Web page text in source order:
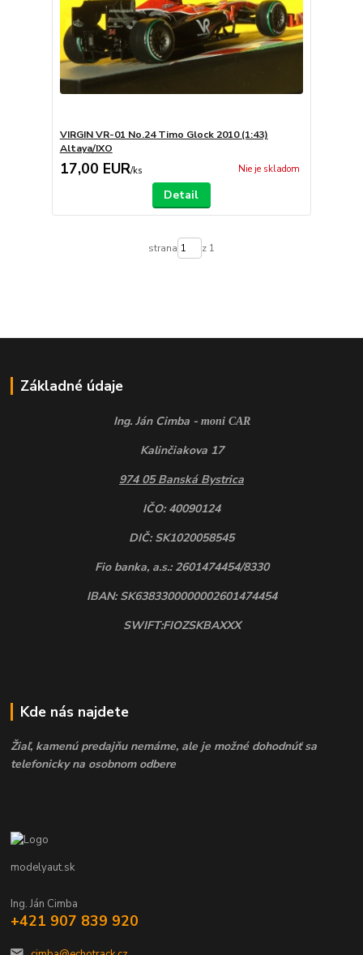
VIRGIN VR-01 No.24 Timo Glock 2010 (1:43)
Altaya/IXO
17,00 EUR/ks Nie je skladom
Detail
strana z 1
Základné údaje
Ing. Ján Cimba - moni CAR
Kalinčiakova 17
974 05 Banská Bystrica
IČO: 40090124
DIČ: SK1020058545
Fio banka, a.s.: 2601474454/8330
IBAN: SK6383300000002601474454
SWIFT:FIOZSKBAXXX
Kde nás najdete
Žiaľ, kamenú predajňu nemáme, ale je možné dohodnúť sa
telefonicky na osobnom odbere
modelyaut.sk
Ing. Ján Cimba
+421 907 839 920